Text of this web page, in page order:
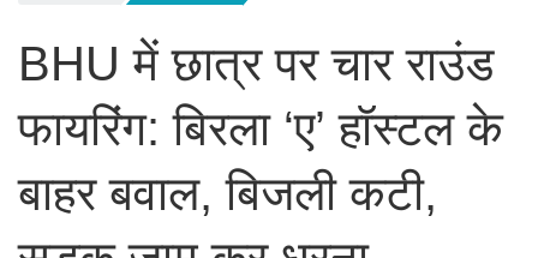
BHU में छात्र पर चार राउंड
फायरिंग: बिरला ‘ए’ हॉस्टल के
बाहर बवाल, बिजली कटी,